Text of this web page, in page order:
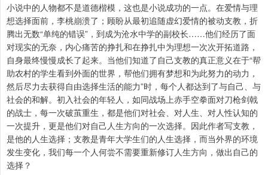
小说中的人物都不是道德楷模，这也是小说成功的一点。在爱情与理
想选择面前，李桃崩溃了；顾盼从最初追随虚幻爱情的被动支教，折
腾出无数“单纯的错误”，到成为沧水中学的副校长……他们经历了面
对现实的无奈，内心痛苦的挣扎和在挣扎中为理想一次次开拓道路，
自身最终慢慢成长了起来。当他们知道了自己支教的真正意义在于“帮
助农村的学生看到外面的世界，帮他们拥有梦想和为此努力的动力，
然后尽力去获得自由选择生活的能力”时，每个人都达到了与自己、与
社会的和解。初入社会的年轻人，如同战场上赤手空拳面对刀枪剑戟
的战士，每一次破茧重生，都是他们对社会、对人生、对人性认知的
一次提升，更是他们对自己人生方向的一次选择。因此作者写支教，
是他的人生选择；支教是青年大学生们的人生选择，而当外界的环境
发生变化，我们每一个人何尝不需要重新修订人生方向，做出自己的
选择？